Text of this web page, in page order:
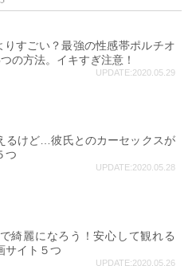
りすごい？最強の性感帯ポルチオ
の方法。イキすぎ注意！
UPDATE:2020.05.29
るけど…彼氏とのカーセックスが
つ
UPDATE:2020.05.28
綺麗になろう！安心して観れる
サイト５つ
UPDATE:2020.05.26